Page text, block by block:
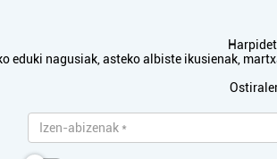
eduki nagusiak, asteko albiste ikusienak,